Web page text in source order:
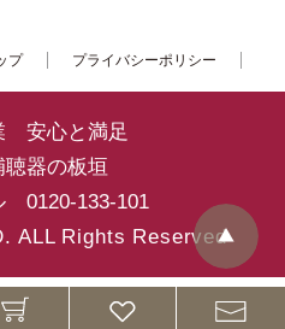
プ プライバシーポリシー
安心と満足
聴器の板垣
0120-133-101
ALL Rights Reserved